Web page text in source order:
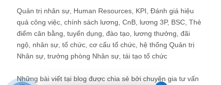
Quản trị nhân sự, Human Resources, KPI, Đánh giá hiệu
quả công việc, chính sách lương, CnB, lương 3P, BSC, Thẻ
điểm cân bằng, tuyển dụng, đào tạo, lương thưởng, đãi
ngộ, nhân sự, tổ chức, cơ cấu tổ chức, hệ thống Quản trị
Nhân sự, trưởng phòng Nhân sự, tái tạo tổ chức
Những bài viết tại blog được chia sẻ bởi chuyên gia tư vấn